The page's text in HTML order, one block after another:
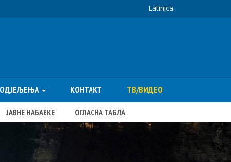
Latinica
ОДЈЕЉЕЊА КОНТАКТ ТВ/ВИДЕО
ЈАВНЕ НАБАВКЕ ОГЛАСНА ТАБЛА